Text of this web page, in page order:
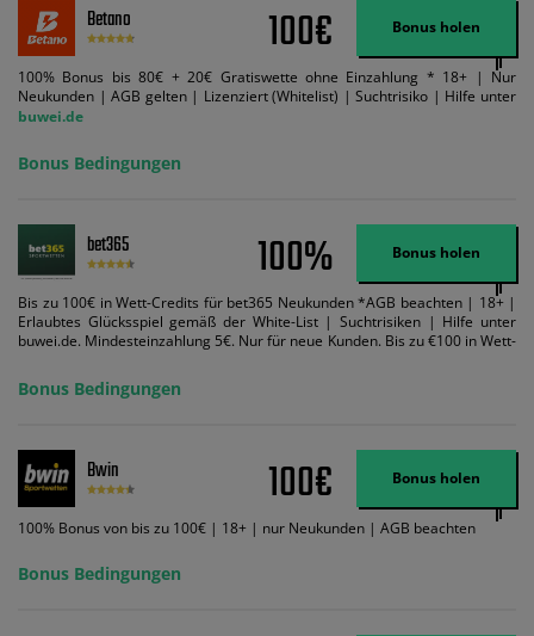
Betano 100€ Bonus holen
100% Bonus bis 80€ + 20€ Gratiswette ohne Einzahlung * 18+ | Nur
Neukunden | AGB gelten | Lizenziert (Whitelist) | Suchtrisiko | Hilfe unter
buwei.de
Bonus Bedingungen
bet365 100% Bonus holen
Bis zu 100€ in Wett-Credits für bet365 Neukunden *AGB beachten | 18+ |
Erlaubtes Glücksspiel gemäß der White-List | Suchtrisiken | Hilfe unter
buwei.de. Mindesteinzahlung 5€. Nur für neue Kunden. Bis zu €100 in Wett-
ein und wir geben Ihnen die entsprechende qualifizierende Einzahlung in
Wett-Credits, wenn Sie qualifizierende Wetten im gleichen Wert platzieren
Wett-Credits aus. Es gelten die AGB, Zeitlimits und Ausnahmen. Der Bonus-
Code VIPANGEBOT kann während der Anmeldung benutzt werden, jedoch
ändert dies den Angebotsbetrag in keinster Weise.
Bonus Bedingungen
Bwin 100€ Bonus holen
100% Bonus von bis zu 100€ | 18+ | nur Neukunden | AGB beachten
Bonus Bedingungen